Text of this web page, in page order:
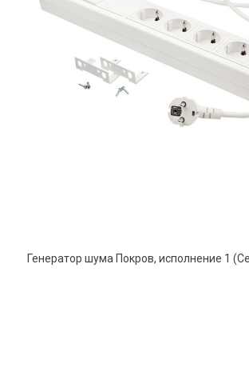
Генератор шума Покров, исполнение 1